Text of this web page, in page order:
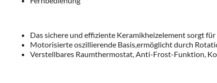
Das sichere und effiziente Keramikheizelement sorgt
Motorisierte oszillierende Basis,ermöglicht durch
Verstellbares Raumthermostat, Anti-Frost-Funktion,